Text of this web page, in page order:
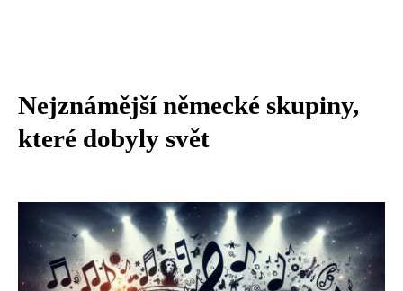
Nejznámější německé skupiny,
které dobyly svět